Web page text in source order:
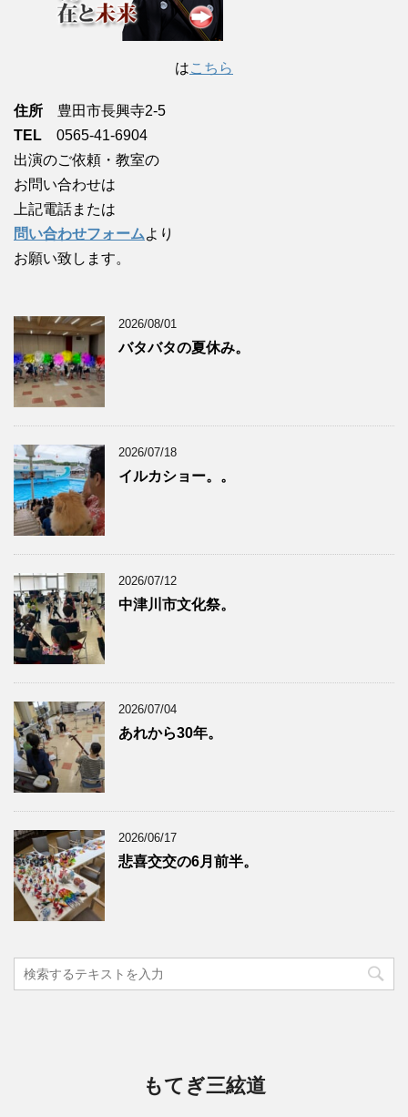
はこちら
住所 豊田市長興寺2-5
TEL 0565-41-6904
出演のご依頼・教室の
お問い合わせは
上記電話または
問い合わせフォームより
お願い致します。
2026/08/01
バタバタの夏休み。
2026/07/18
イルカショー。。
2026/07/12
中津川市文化祭。
2026/07/04
あれから30年。
2026/06/17
悲喜交交の6月前半。
もてぎ三絃道